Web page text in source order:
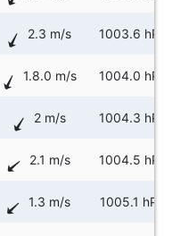
2.3 m/s 1003.6 hPa
1.8.0 m/s 1004.0 hPa
2 m/s 1004.3 hPa
2.1 m/s 1004.5 hPa
1.3 m/s 1005.1 hPa